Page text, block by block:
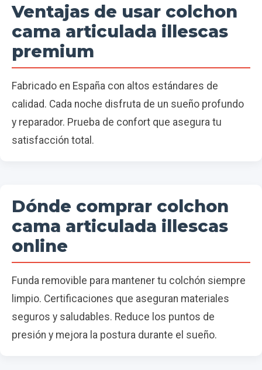
Ventajas de usar colchon
cama articulada illescas
premium
Fabricado en España con altos estándares de
calidad. Cada noche disfruta de un sueño profundo
y reparador. Prueba de confort que asegura tu
satisfacción total.
Dónde comprar colchon
cama articulada illescas
online
Funda removible para mantener tu colchón siempre
limpio. Certificaciones que aseguran materiales
seguros y saludables. Reduce los puntos de
presión y mejora la postura durante el sueño.